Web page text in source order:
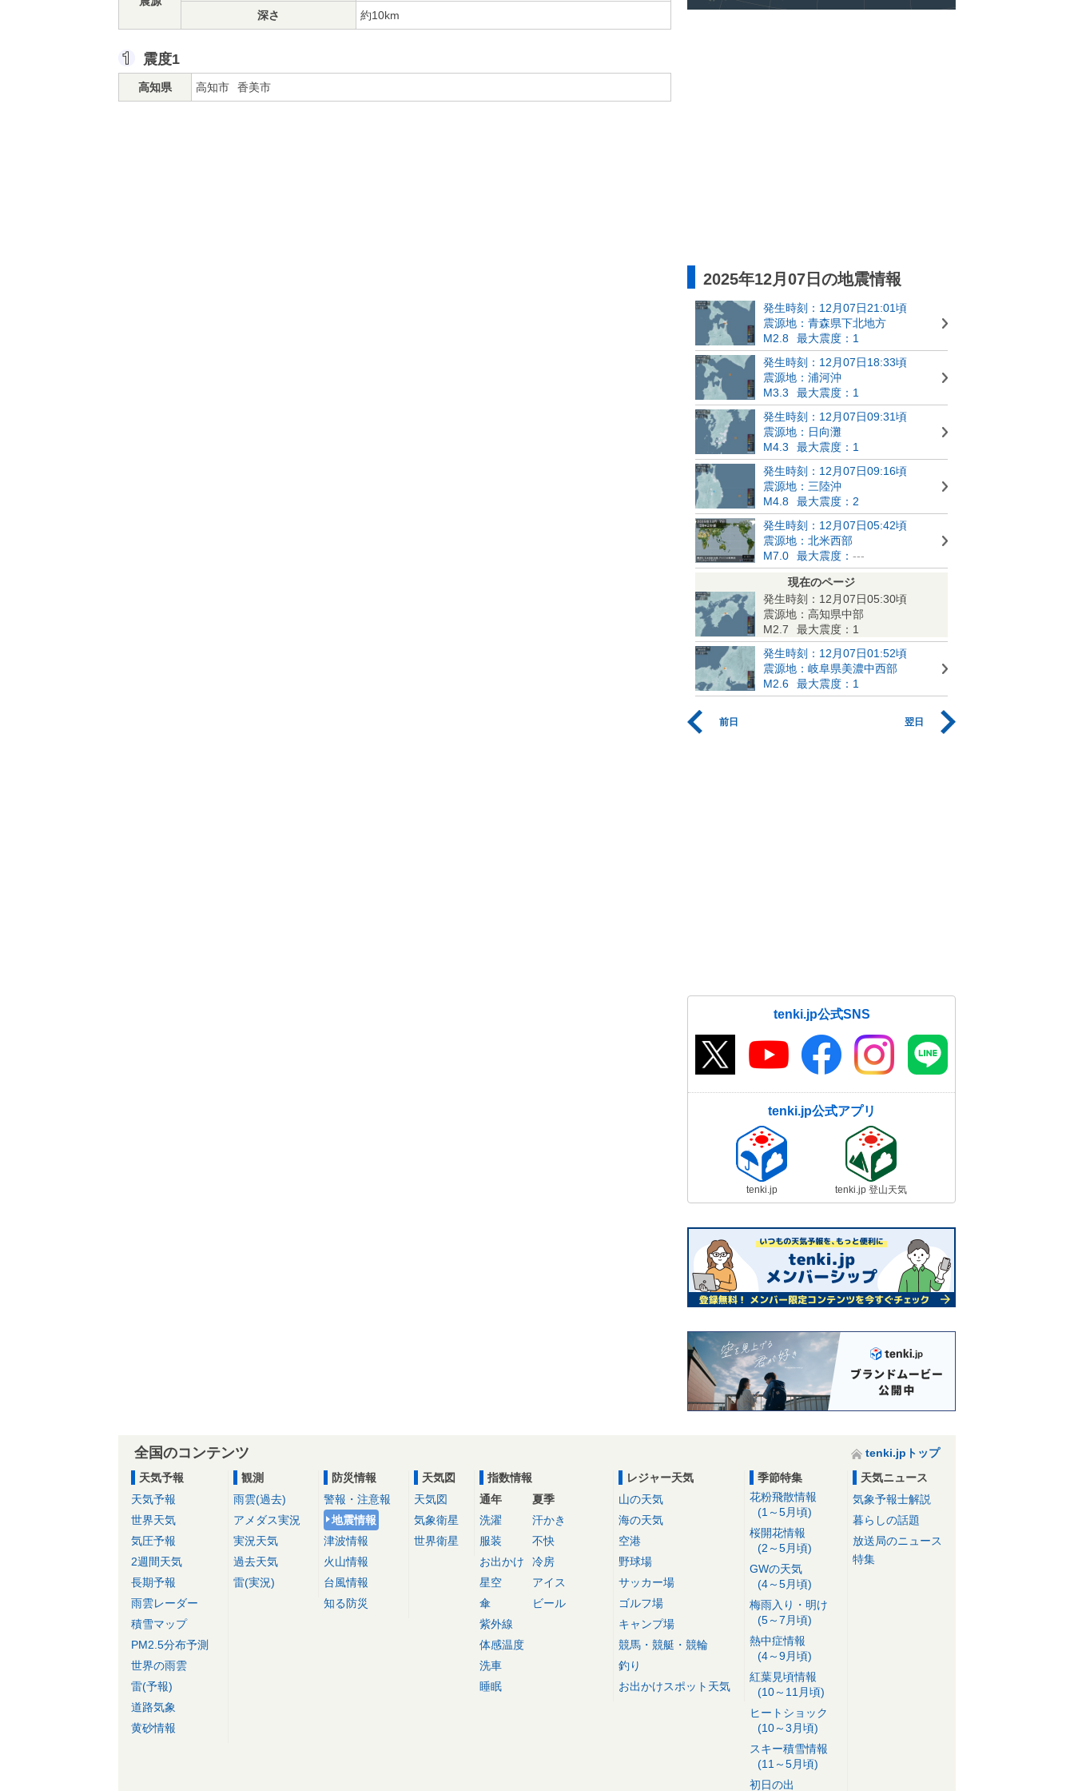
深さ
約10km
震度1
高知県 高知市 香美市
2025年12月07日の地震情報
発生時刻：12月07日21:01頃
震源地：青森県下北地方
M2.8
最大震度：1
発生時刻：12月07日18:33頃
震源地：浦河沖
M3.3
最大震度：1
発生時刻：12月07日09:31頃
震源地：日向灘
M4.3
最大震度：1
発生時刻：12月07日09:16頃
震源地：三陸沖
M4.8
最大震度：2
発生時刻：12月07日05:42頃
震源地：北米西部
M7.0
最大震度： ---
現在のページ
発生時刻：12月07日05:30頃
震源地：高知県中部
M2.7
最大震度：1
発生時刻：12月07日01:52頃
震源地：岐阜県美濃中西部
M2.6
最大震度：1
前日 翌日
tenki.jp公式SNS
tenki.jp公式アプリ
tenki.jp tenki.jp 登山天気
全国のコンテンツ
tenki.jpトップ
天気予報
天気予報
世界天気
気圧予報
2週間天気
長期予報
雨雲レーダー
積雪マップ
PM2.5分布予測
世界の雨雲
雷(予報)
道路気象
黄砂情報
観測
雨雲(過去)
アメダス実況
実況天気
過去天気
雷(実況)
防災情報
警報・注意報
地震情報
津波情報
火山情報
台風情報
知る防災
天気図
天気図
気象衛星
世界衛星
指数情報
通年
洗濯
服装
お出かけ
星空
傘
紫外線
体感温度
洗車
睡眠
夏季
汗かき
不快
冷房
アイス
ビール
レジャー天気
山の天気
海の天気
空港
野球場
サッカー場
ゴルフ場
キャンプ場
競馬・競艇・競輪
釣り
お出かけスポット天気
季節特集
花粉飛散情報
(1～5月頃)
桜開花情報
(2～5月頃)
GWの天気
(4～5月頃)
梅雨入り・明け
(5～7月頃)
熱中症情報
(4～9月頃)
紅葉見頃情報
(10～11月頃)
ヒートショック
(10～3月頃)
スキー積雪情報
(11～5月頃)
初日の出
天気ニュース
気象予報士解説
暮らしの話題
放送局のニュース
特集